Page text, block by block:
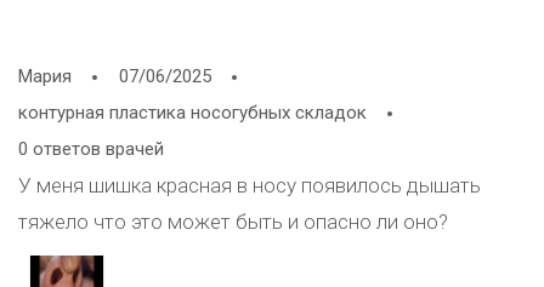
Мария
07/06/2025
контурная пластика носогубных складок
0 ответов врачей
У меня шишка красная в носу появилось дышать
тяжело что это может быть и опасно ли оно?